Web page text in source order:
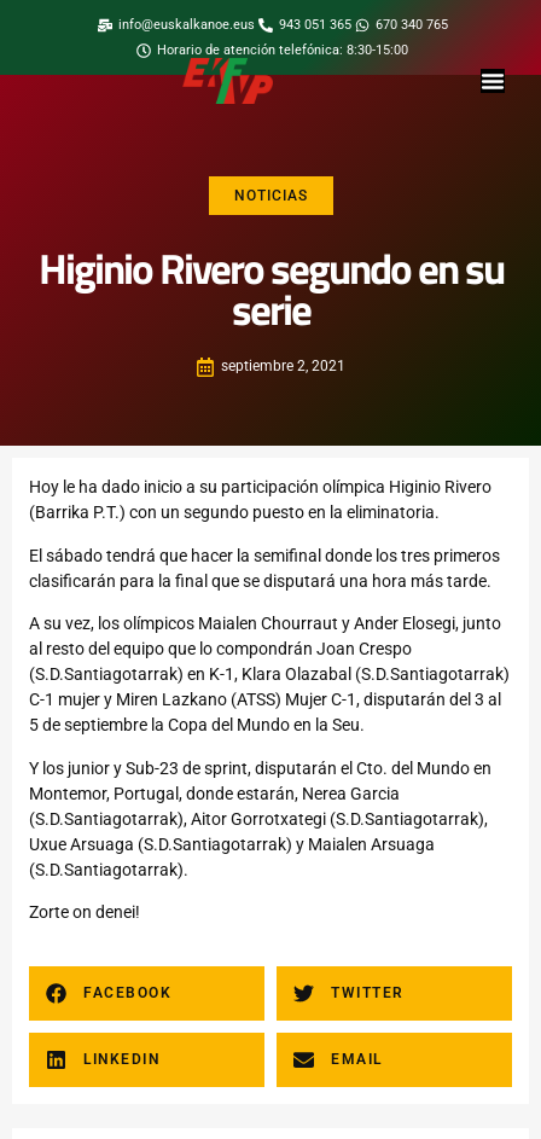
info@euskalkanoe.eus 943 051 365
670 340 765
Horario de atención telefónica: 8:30-15:00
NOTICIAS
Higinio Rivero segundo en su
serie
septiembre 2, 2021
Hoy le ha dado inicio a su participación olímpica Higinio Rivero
(Barrika P.T.) con un segundo puesto en la eliminatoria.
El sábado tendrá que hacer la semifinal donde los tres primeros
clasificarán para la final que se disputará una hora más tarde.
A su vez, los olímpicos Maialen Chourraut y Ander Elosegi, junto
al resto del equipo que lo compondrán Joan Crespo
(S.D.Santiagotarrak) en K-1, Klara Olazabal (S.D.Santiagotarrak)
C-1 mujer y Miren Lazkano (ATSS) Mujer C-1, disputarán del 3 al
5 de septiembre la Copa del Mundo en la Seu.
Y los junior y Sub-23 de sprint, disputarán el Cto. del Mundo en
Montemor, Portugal, donde estarán, Nerea Garcia
(S.D.Santiagotarrak), Aitor Gorrotxategi (S.D.Santiagotarrak),
Uxue Arsuaga (S.D.Santiagotarrak) y Maialen Arsuaga
(S.D.Santiagotarrak).
Zorte on denei!
FACEBOOK TWITTER
LINKEDIN EMAIL